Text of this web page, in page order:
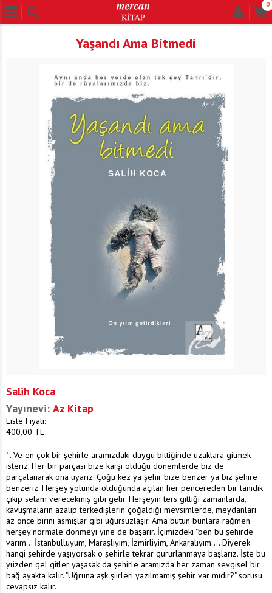
0
Yaşandı Ama Bitmedi
Salih Koca
Yayınevi: Az Kitap
Liste Fiyatı:
400,00 TL
"...Ve en çok bir şehirle aramızdaki duygu bittiğinde uzaklara gitmek
isteriz. Her bir parçası bize karşı olduğu dönemlerde biz de
parçalanarak ona uyarız. Çoğu kez ya şehir bize benzer ya biz şehire
benzeriz. Herşey yolunda olduğunda açılan her pencereden bir tanıdık
çıkıp selam verecekmiş gibi gelir. Herşeyin ters gittiği zamanlarda,
kavuşmaların azalıp terkedişlerin çoğaldığı mevsimlerde, meydanları
az önce birini asmışlar gibi uğursuzlaşır. Ama bütün bunlara rağmen
herşey normale dönmeyi yine de başarır. İçimizdeki "ben bu şehirde
varım... İstanbulluyum, Maraşlıyım, İzmirliyim, Ankaralıyım.... Diyerek
hangi şehirde yaşıyorsak o şehirle tekrar gururlanmaya başlarız. İşte bu
yüzden gel gitler yaşasak da şehirle aramızda her zaman sevgisel bir
bağ ayakta kalır. "Uğruna aşk şiirleri yazılmamış şehir var mıdır?" sorusu
cevapsız kalır.